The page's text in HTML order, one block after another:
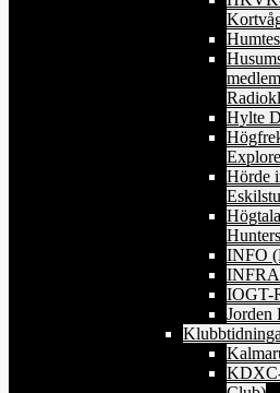
Hylte
Hörde
INFO
INFRA
IOGT-
Jorden